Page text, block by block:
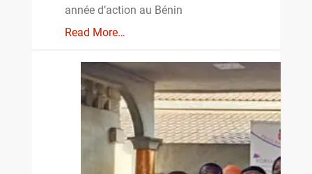
année d’action au Bénin
Read More…